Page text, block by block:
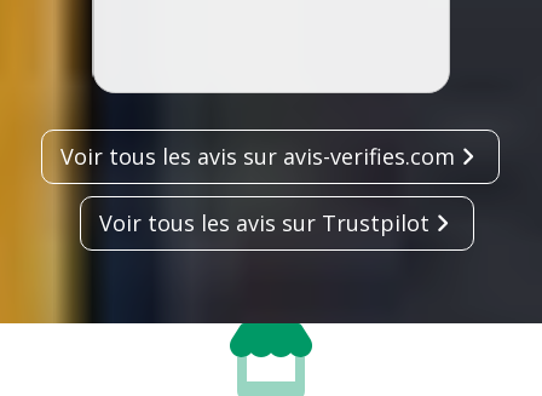
Voir tous les avis sur avis-verifies.com
Voir tous les avis sur Trustpilot